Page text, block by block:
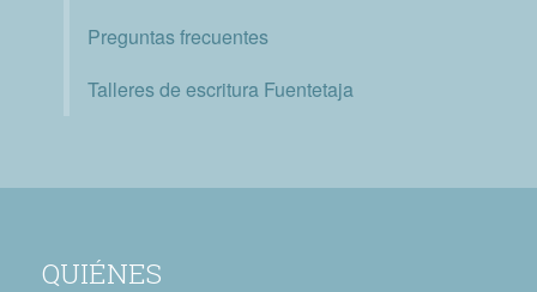
Preguntas frecuentes
Talleres de escritura Fuentetaja
QUIÉNES